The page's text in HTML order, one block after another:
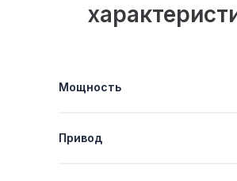
Мощность
Привод